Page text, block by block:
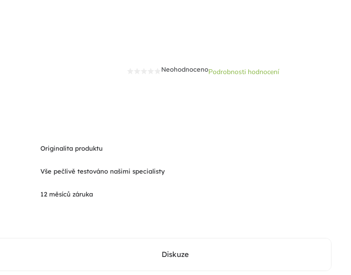
NeohodnocenoPodrobnosti hodnocení
Originalita produktu
Vše pečlivě testováno našimi specialisty
12 měsíců záruka
Diskuze